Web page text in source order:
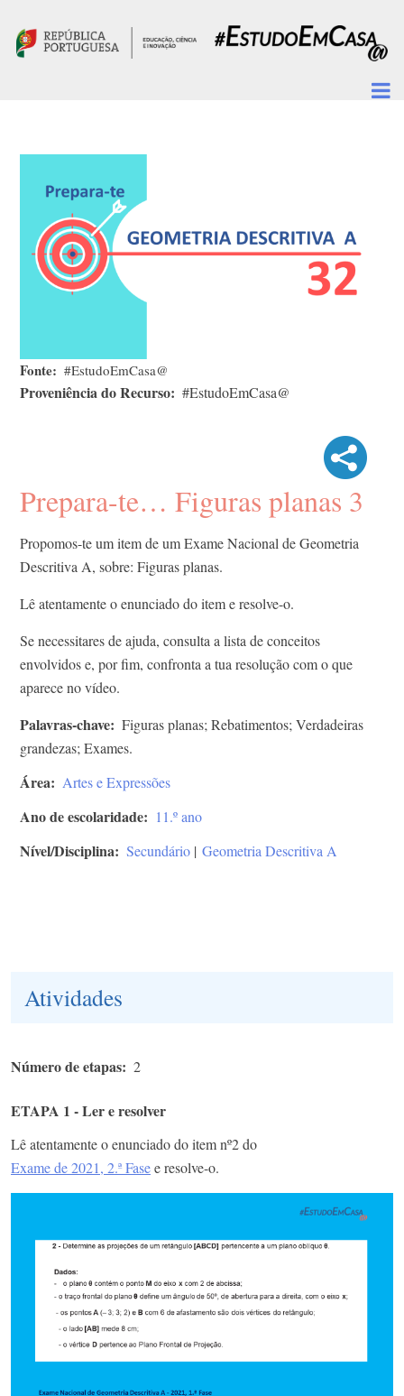
Fonte #EstudoEmCasa@
Proveniência do Recurso #EstudoEmCasa@
Prepara-te… Figuras planas 3
Propomos-te um item de um Exame Nacional de Geometria
Descritiva A, sobre: Figuras planas.
Lê atentamente o enunciado do item e resolve-o.
Se necessitares de ajuda, consulta a lista de conceitos
envolvidos e, por fim, confronta a tua resolução com o que
aparece no vídeo.
Palavras-chave
Figuras planas; Rebatimentos; Verdadeiras
grandezas; Exames.
Área Artes e Expressões
Ano de escolaridade 11.º ano
Nível/Disciplina Secundário | Geometria Descritiva A
Atividades
Número de etapas 2
ETAPA 1 - Ler e resolver
Lê atentamente o enunciado do item nº2 do
Exame de 2021, 2.ª Fasee resolve-o.